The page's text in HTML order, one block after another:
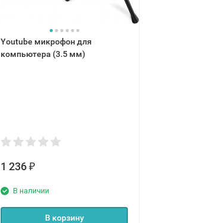
Youtube микрофон для
компьютера (3.5 мм)
1 236 ₽
В наличии
В корзину